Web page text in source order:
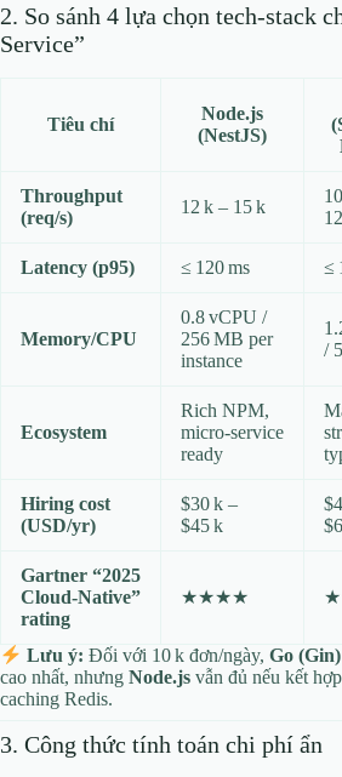
2. So sánh 4 lựa chọn tech‑stack
Service”
Tiêu chí
Node.js
(NestJS)
Throughput
(req/s)
12 k – 15 k
Latency (p95) ≤ 120 ms ≤
Memory/CPU
0.8 vCPU /
256 MB per
instance
/
Ecosystem
Rich NPM,
micro‑service
ready
Hiring cost
(USD/yr)
$30 k –
$45 k
Gartner “2025
Cloud‑Native”
rating
★★★★
Lưu ý: Đối với 10 k đơn/ngày,Go (Gin)
cao nhất, nhưng Node.js vẫn đủ nếu kết
caching Redis.
3. Công thức tính toán chi phí ẩn